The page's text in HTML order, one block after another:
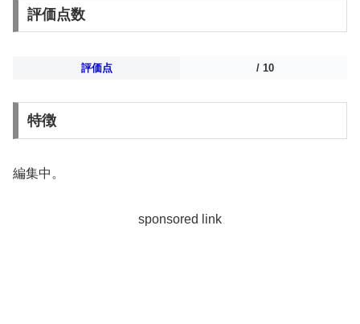
評価点数
評価点 / 10
特徴
編集中。
sponsored link